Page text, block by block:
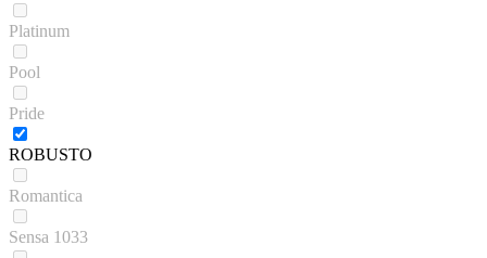
Platinum
Pool
Pride
ROBUSTO
Romantica
Sensa 1033